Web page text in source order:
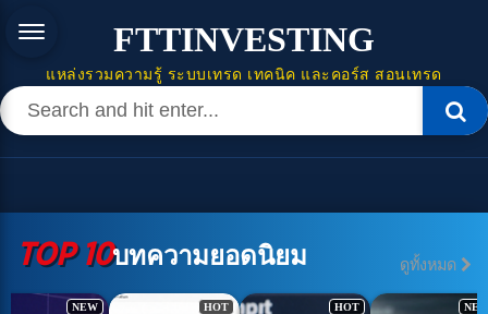
FTTINVESTING
แหล่งรวมความรู้ ระบบเทรด เทคนิค และคอร์ส สอนเทรด
TOP 10บทความยอดนิยม ดูทั้งหมด
NEW HOT HOT